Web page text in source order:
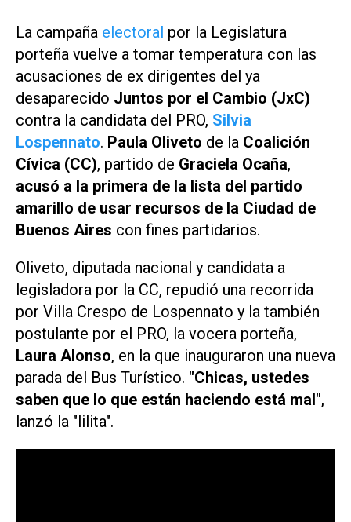
La campaña electoral por la Legislatura
porteña vuelve a tomar temperatura con las
acusaciones de ex dirigentes del ya
desaparecido Juntos por el Cambio (JxC)
contra la candidata del PRO, Silvia
Lospennato. Paula Oliveto de la Coalición
Cívica (CC), partido de Graciela Ocaña,
acusó a la primera de la lista del partido
amarillo de usar recursos de la Ciudad de
Buenos Aires con fines partidarios.
Oliveto, diputada nacional y candidata a
legisladora por la CC, repudió una recorrida
por Villa Crespo de Lospennato y la también
postulante por el PRO, la vocera porteña,
Laura Alonso, en la que inauguraron una nueva
parada del Bus Turístico. "Chicas, ustedes
saben que lo que están haciendo está mal",
lanzó la "lilita".